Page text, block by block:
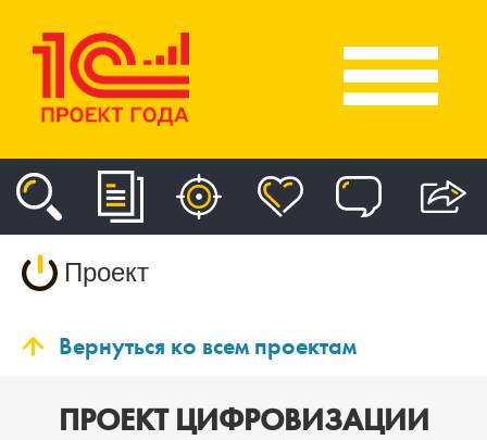
Проект
Вернуться ко всем проектам
ПРОЕКТ ЦИФРОВИЗАЦИИ